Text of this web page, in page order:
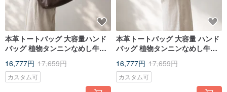
本革トートバッグ 大容量ハンド
バッグ 植物タンニンなめし牛革
16,777円 17,659円
カスタム可
本革トートバッグ 大容量 ハンド
バッグ 植物タンニンなめし牛革
16,777円 17,659円
カスタム可